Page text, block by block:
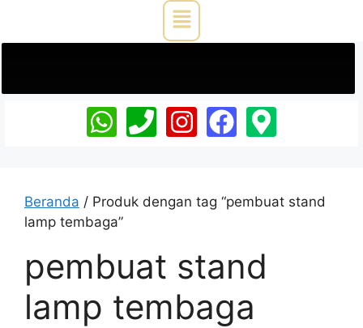
Beranda / Produk dengan tag “pembuat stand
lamp tembaga”
pembuat stand
lamp tembaga